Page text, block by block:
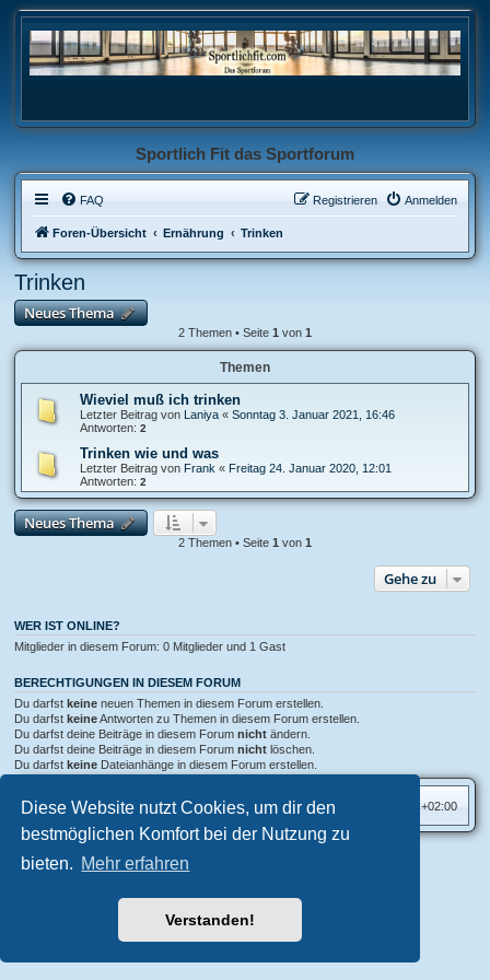
Diese Website nutzt Cookies, um dir den
bestmöglichen Komfort bei der Nutzung zu
bieten. Mehr erfahren
Verstanden!
Sportlich Fit das Sportforum
FAQ Anmelden
Registrieren
Foren-Übersicht Ernährung Trinken
Trinken
Neues Thema
2 Themen • Seite 1 von 1
Themen
Wieviel muß ich trinken
Letzter Beitrag von Laniya « Sonntag 3. Januar 2021, 16:46
Antworten: 2
Trinken wie und was
Letzter Beitrag von Frank « Freitag 24. Januar 2020, 12:01
Antworten: 2
Neues Thema
2 Themen • Seite 1 von 1
Gehe zu
WER IST ONLINE?
Mitglieder in diesem Forum: 0 Mitglieder und 1 Gast
BERECHTIGUNGEN IN DIESEM FORUM
Du darfst keine neuen Themen in diesem Forum erstellen.
Du darfst keineAntworten zu Themen in diesem Forum erstellen.
Du darfst deine Beiträge in diesem Forum nicht ändern.
Du darfst deine Beiträge in diesem Forum nicht löschen.
Du darfst keine Dateianhänge in diesem Forum erstellen.
Foren-Übersicht Alle Zeiten sind UTC+02:00
Aero
phpBB.de
Datenschutz|Nutzungsbedingungen